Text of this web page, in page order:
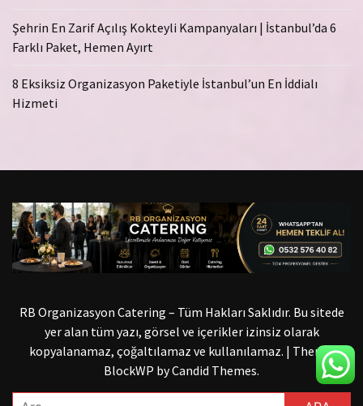
Şehrin En Zarif Açılış Kokteyli Kampanyaları | İstanbul’da 6
Farklı Paket, Hemen Ayırt
8 Eksiksiz Organizasyon Paketiyle İstanbul’un En İddialı
Hizmeti
RB Organizasyon Catering – Tüm Hakları Saklıdır. Bu sitede
yer alan tüm yazı, görsel ve içerikler izinsiz olarak
kopyalanamaz, çoğaltılamaz ve kullanılamaz. | Theme:
BlockWP byCandid Themes.
Arama: